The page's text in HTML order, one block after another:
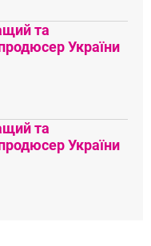
та
України
та
України